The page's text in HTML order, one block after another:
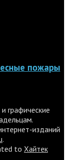
пожары
графические
изданий
.
to Хайтек